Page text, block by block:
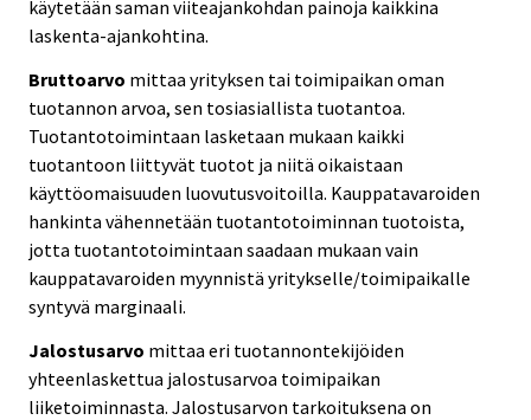
käytetään saman viiteajankohdan painoja kaikkina
laskenta-ajankohtina.
Bruttoarvo mittaa yrityksen tai toimipaikan oman
tuotannon arvoa, sen tosiasiallista tuotantoa.
Tuotantotoimintaan lasketaan mukaan kaikki
tuotantoon liittyvät tuotot ja niitä oikaistaan
käyttöomaisuuden luovutusvoitoilla. Kauppatavaroiden
hankinta vähennetään tuotantotoiminnan tuotoista,
jotta tuotantotoimintaan saadaan mukaan vain
kauppatavaroiden myynnistä yritykselle/toimipaikalle
syntyvä marginaali.
Jalostusarvo mittaa eri tuotannontekijöiden
yhteenlaskettua jalostusarvoa toimipaikan
liiketoiminnasta. Jalostusarvon tarkoituksena on